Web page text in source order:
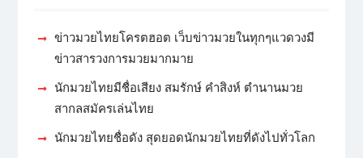
ข่าวมวยไทยโครตฮอต เว็บข่าวมวยในทุกๆแวดวงมี
ข่าวสารวงการมวยมากมาย
นักมวยไทยมีชื่อเสียง สมรักษ์ คำสิงห์ ตำนานมวย
สากลสมัครเล่นไทย
นักมวยไทยชื่อดัง สุดยอดนักมวยไทยที่ดังไปทั่วโลก